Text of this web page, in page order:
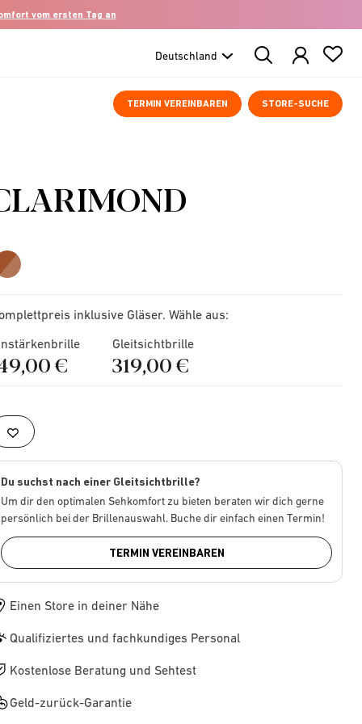
vom ersten Tag an
Search
Products
TERMIN VEREINBAREN STORE-SUCHE
inklusive Gläser. Wähle aus:
€
Gleitsichtbrille
319,00 €
Du suchst nach einer Gleitsichtbrille?
Um dir den optimalen Sehkomfort zu bieten beraten wir dich gerne
persönlich bei der Brillenauswahl. Buche dir einfach einen Termin!
TERMIN VEREINBAREN
Einen Store in deiner Nähe
Qualifiziertes und fachkundiges Personal
Kostenlose Beratung und Sehtest
Geld-zurück-Garantie